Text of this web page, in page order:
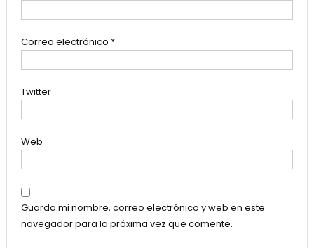
Correo electrónico *
Twitter
Web
Guarda mi nombre, correo electrónico y web en este
navegador para la próxima vez que comente.